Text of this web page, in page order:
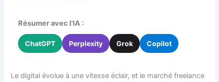
Résumer avec l'IA :
ChatGPT Perplexity Grok Copilot
Le digital évolue à une vitesse éclair, et le marché freelance